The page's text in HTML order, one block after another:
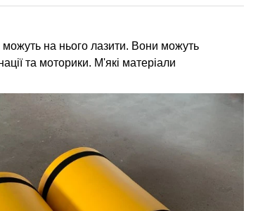
на нього лазити. Вони можуть
та моторики. М'які матеріали